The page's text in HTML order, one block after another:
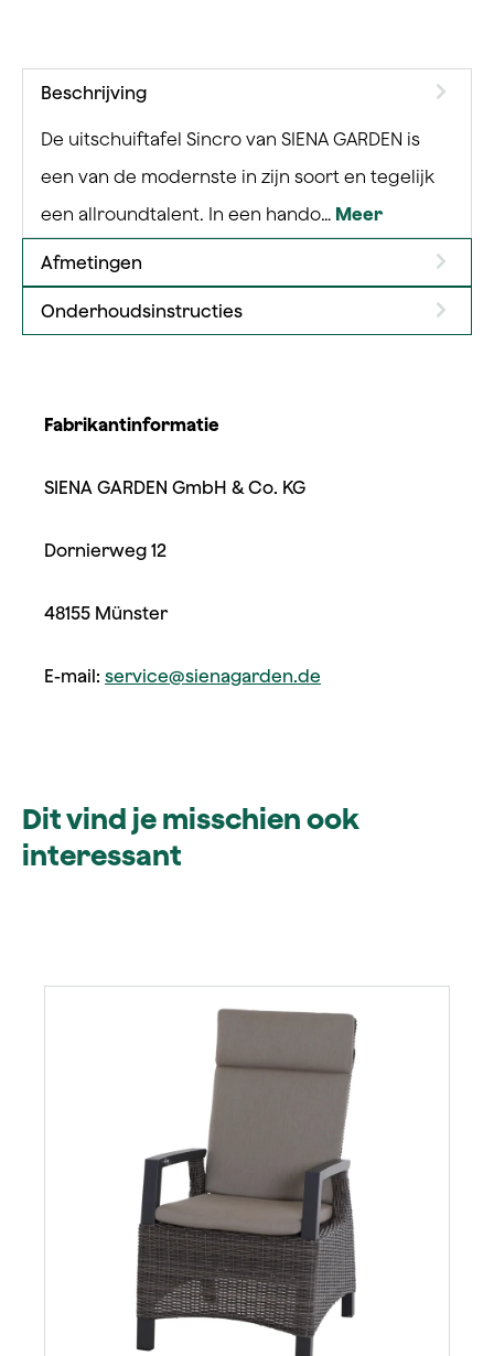
Beschrijving
De uitschuiftafel Sincro van SIENA GARDEN is
een van de modernste in zijn soort en tegelijk
een allroundtalent. In een hando… Meer
Afmetingen
Onderhoudsinstructies
Fabrikantinformatie
SIENA GARDEN GmbH & Co. KG
Dornierweg 12
48155 Münster
E-mail: service@sienagarden.de
Dit vind je misschien ook
interessant